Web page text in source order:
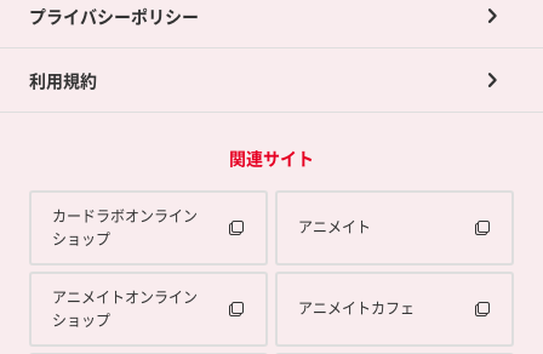
プライバシーポリシー
利用規約
関連サイト
カードラボオンライン
ショップ
アニメイト
アニメイトオンライン
ショップ
アニメイトカフェ